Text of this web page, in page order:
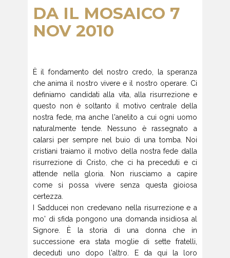
DA IL MOSAICO 7
NOV 2010
È il fondamento del nostro credo, la speranza
che anima il nostro vivere e il nostro operare. Ci
definiamo candidati alla vita, alla risurrezione e
questo non è soltanto il motivo centrale della
nostra fede, ma anche l'anelito a cui ogni uomo
naturalmente tende. Nessuno è rassegnato a
calarsi per sempre nel buio di una tomba. Noi
cristiani traiamo il motivo della nostra fede dalla
risurrezione di Cristo, che ci ha preceduti e ci
attende nella gloria. Non riusciamo a capire
come si possa vivere senza questa gioiosa
certezza.
I Sadducei non credevano nella risurrezione e a
mo' di sfida pongono una domanda insidiosa al
Signore. È la storia di una donna che in
successione era stata moglie di sette fratelli,
deceduti uno dopo l'altro. E da qui la loro